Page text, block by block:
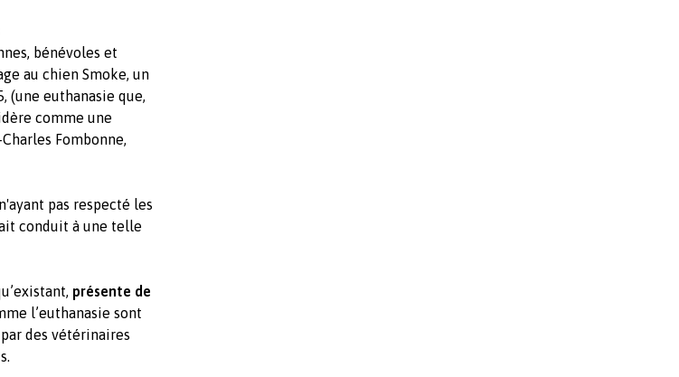
bénévoles et
au chien Smoke, un
(une euthanasie que,
comme une
Fombonne,
pas respecté les
conduit à une telle
présente de
l’euthanasie sont
des vétérinaires